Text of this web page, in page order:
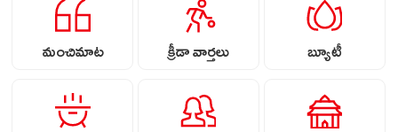
మంచిమాట క్రీడా వార్తలు బ్యూటీ